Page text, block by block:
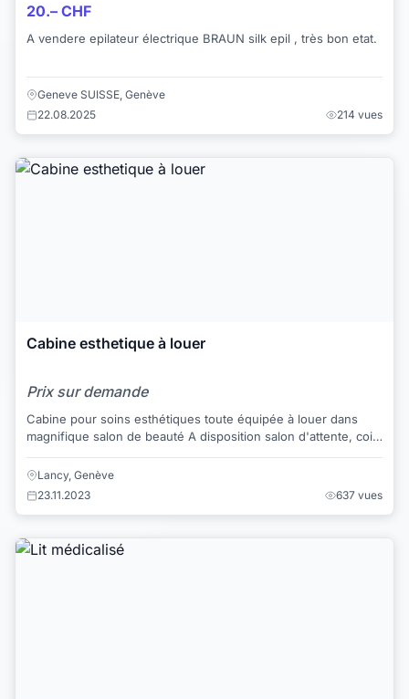
20.– CHF
A vendere epilateur électrique BRAUN silk epil , très bon etat.
Geneve SUISSE, Genève
22.08.2025
214 vues
Cabine esthetique à louer
Prix sur demande
Cabine pour soins esthétiques toute équipée à louer dans
magnifique salon de beauté A disposition salon d'attente, coin
cusine avec frigo micro-on...
Lancy, Genève
23.11.2023
637 vues